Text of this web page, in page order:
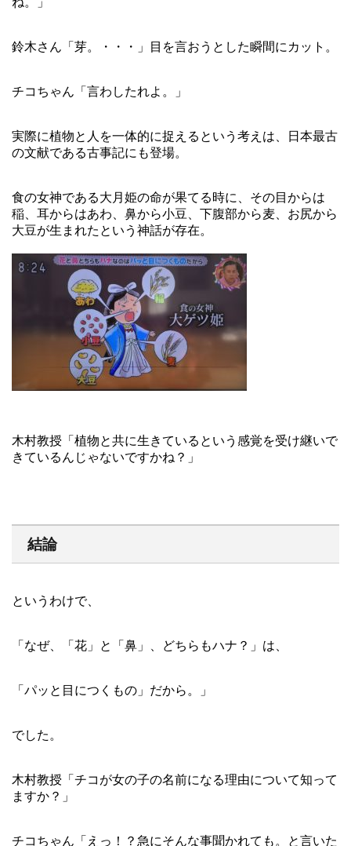
鈴木さん「芽。・・・」目を言おうとした瞬間にカット。
チコちゃん「言わしたれよ。」
実際に植物と人を一体的に捉えるという考えは、日本最古
の文献である古事記にも登場。
食の女神である大月姫の命が果てる時に、その目からは
稲、耳からはあわ、鼻から小豆、下腹部から麦、お尻から
大豆が生まれたという神話が存在。
木村教授「植物と共に生きているという感覚を受け継いで
きているんじゃないですかね？」
結論
というわけで、
「なぜ、「花」と「鼻」、どちらもハナ？」は、
「パッと目につくもの」だから。」
でした。
木村教授「チコが女の子の名前になる理由について知って
ますか？」
チコちゃん「えっ！？急にそんな事聞かれても。と言いた